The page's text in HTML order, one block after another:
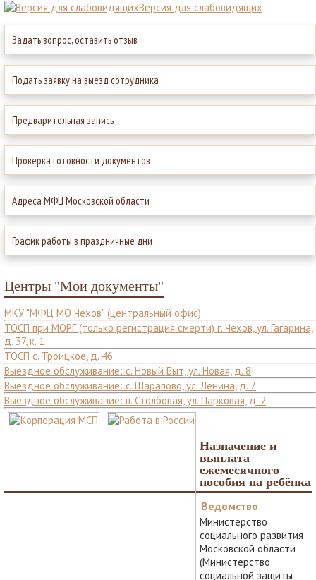
Версия для слабовидящих
Задать вопрос, оставить отзыв
Подать заявку на выезд сотрудника
Предварительная запись
Проверка готовности документов
Адреса МФЦ Московской области
График работы в праздничные дни
Центры "Мои документы"
МКУ "МФЦ МО Чехов" (центральный офис)
ТОСП при МОРГ (только регистрация смерти) г. Чехов, ул. Гагарина,
д. 37, к. 1
ТОСП с. Троицкое, д. 46
Выездное обслуживание: с. Новый Быт, ул. Новая, д. 8
Выездное обслуживание: с. Шарапово, ул. Ленина, д. 7
Выездное обслуживание: п. Столбовая, ул. Парковая, д. 2
Назначение и
выплата
ежемесячного
пособия на ребёнка
Ведомство
Министерство
социального развития
Московской области
(Министерство
социальной защиты